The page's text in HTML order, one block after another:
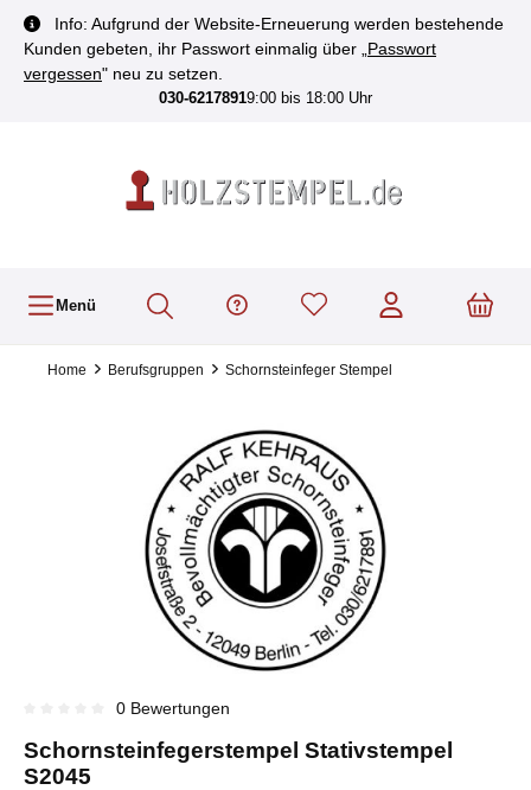
springen
Info: Aufgrund der Website-Erneuerung werden bestehende
Kunden gebeten, ihr Passwort einmalig über „ Passwort
vergessen" neu zu setzen.
030-62178919:00 bis 18:00 Uhr
Menü
Home Berufsgruppen Schornsteinfeger Stempel
0 Bewertungen
Schornsteinfegerstempel Stativstempel
S2045